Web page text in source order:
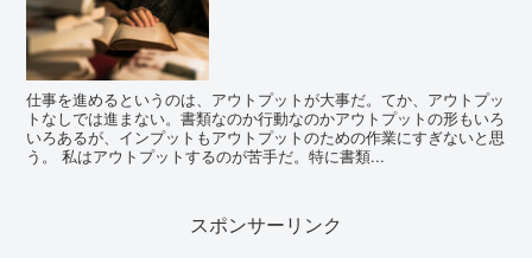
仕事を進めるというのは、アウトプットが大事だ。てか、アウトプッ
トなしでは進まない。書類なのか行動なのかアウトプットの形もいろ
いろあるが、インプットもアウトプットのための作業にすぎないと思
う。 私はアウトプットするのが苦手だ。特に書類...
スポンサーリンク